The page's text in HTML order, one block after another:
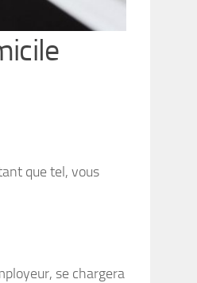
que tel, vous
se chargera